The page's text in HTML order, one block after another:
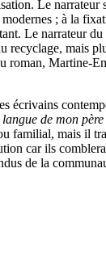
Le narrateur
; à la
Le narrateur
recyclage, mais
roman, Martine-
écrivains
de mon père
familial, mais il
car ils
de la